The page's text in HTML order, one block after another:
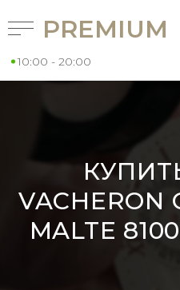
PREMIUM
10:00 - 20:00
VACHERON
MALTE